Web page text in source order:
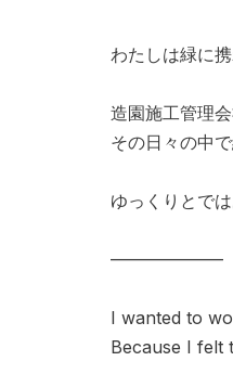
わたしは緑に
造園施工管理
その日々の中
ゆっくりとで
——————–
I wanted to
Because I felt